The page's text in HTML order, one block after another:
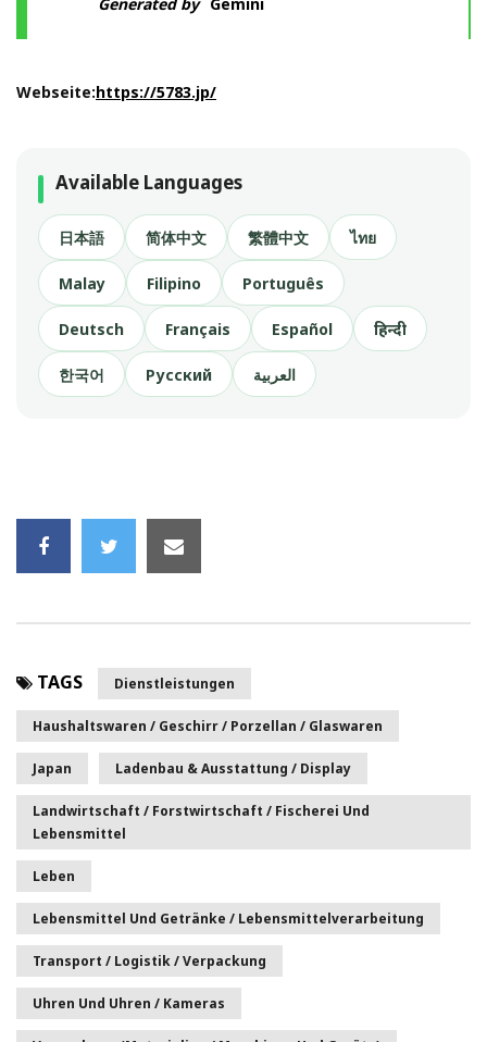
Webseite:https://5783.jp/
Available Languages
日本語 简体中文 繁體中文 ไทย
Malay Filipino Português
Deutsch Français Español हिन्दी
한국어 Русский العربية
TAGS Dienstleistungen
Haushaltswaren / Geschirr / Porzellan / Glaswaren
Japan Ladenbau & Ausstattung / Display
Landwirtschaft / Forstwirtschaft / Fischerei Und
Lebensmittel
Leben
Lebensmittel Und Getränke / Lebensmittelverarbeitung
Transport / Logistik / Verpackung
Uhren Und Uhren / Kameras